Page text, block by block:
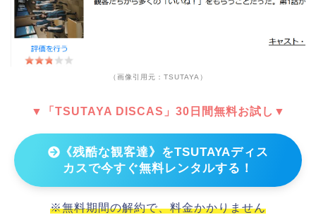
（画像引用元：TSUTAYA）
▼「TSUTAYA DISCAS」30日間無料お試し▼
《残酷な観客達》をTSUTAYAディス
カスで今すぐ無料レンタルする！
※無料期間の解約で、料金かかりません